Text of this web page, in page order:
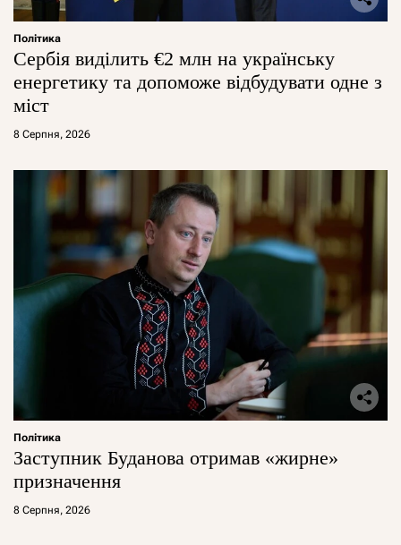
Політика
Сербія виділить €2 млн на українську
енергетику та допоможе відбудувати одне з
міст
8 Серпня, 2026
Політика
Заступник Буданова отримав «жирне»
призначення
8 Серпня, 2026